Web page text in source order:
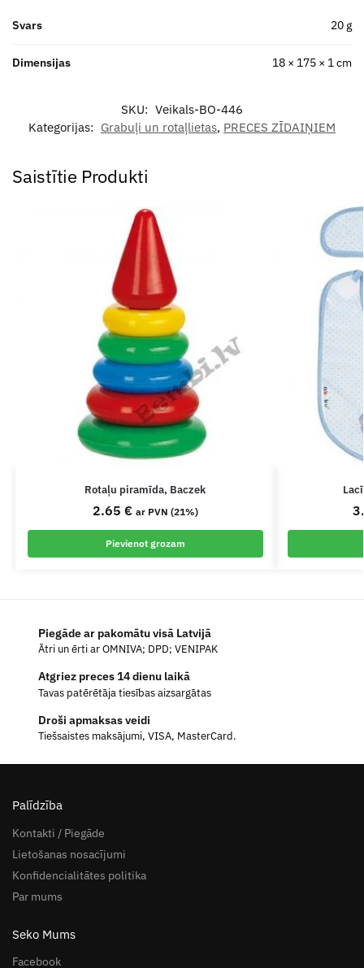
Svars 20 g
Dimensijas 18 × 175 × 1 cm
SKU: Veikals-BO-446
Kategorijas: Grabuļi un rotaļlietas, PRECES ZĪDAIŅIEM
Saistītie Produkti
Rotaļu piramīda, Baczek
2.65 € ar PVN (21%)
Pievienot grozam
Piegāde ar pakomātu visā Latvijā
Ātri un ērti ar OMNIVA; DPD; VENIPAK
Atgriez preces 14 dienu laikā
Tavas patērētāja tiesības aizsargātas
Droši apmaksas veidi
Tiešsaistes maksājumi, VISA, MasterCard.
Palīdzība
Kontakti / Piegāde
Lietošanas nosacījumi
Konfidencialitātes politika
Par mums
Seko Mums
Facebook